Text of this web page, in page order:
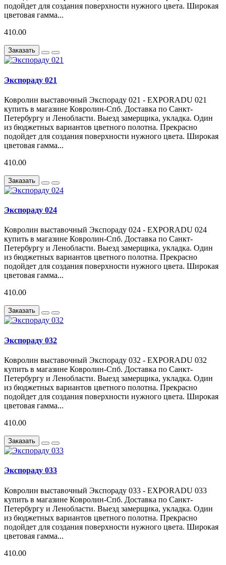
подойдет для создания поверхности нужного цвета. Широкая
цветовая гамма...
410.00
Заказать
Экспораду 021
Ковролин выставочный Экспораду 021 - EXPORADU 021
купить в магазине Ковролин-Спб. Доставка по Санкт-
Петербургу и Ленобласти. Выезд замерщика, укладка. Один
из бюджетных вариантов цветного полотна. Прекрасно
подойдет для создания поверхности нужного цвета. Широкая
цветовая гамма...
410.00
Заказать
Экспораду 024
Ковролин выставочный Экспораду 024 - EXPORADU 024
купить в магазине Ковролин-Спб. Доставка по Санкт-
Петербургу и Ленобласти. Выезд замерщика, укладка. Один
из бюджетных вариантов цветного полотна. Прекрасно
подойдет для создания поверхности нужного цвета. Широкая
цветовая гамма...
410.00
Заказать
Экспораду 032
Ковролин выставочный Экспораду 032 - EXPORADU 032
купить в магазине Ковролин-Спб. Доставка по Санкт-
Петербургу и Ленобласти. Выезд замерщика, укладка. Один
из бюджетных вариантов цветного полотна. Прекрасно
подойдет для создания поверхности нужного цвета. Широкая
цветовая гамма...
410.00
Заказать
Экспораду 033
Ковролин выставочный Экспораду 033 - EXPORADU 033
купить в магазине Ковролин-Спб. Доставка по Санкт-
Петербургу и Ленобласти. Выезд замерщика, укладка. Один
из бюджетных вариантов цветного полотна. Прекрасно
подойдет для создания поверхности нужного цвета. Широкая
цветовая гамма...
410.00